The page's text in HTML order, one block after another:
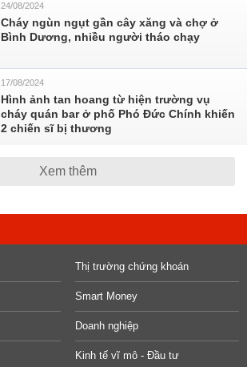
24/08/2024
Cháy ngùn ngụt gần cây xăng và chợ ở
Bình Dương, nhiều người tháo chạy
17/08/2024
Hình ảnh tan hoang từ hiện trường vụ
cháy quán bar ở phố Phó Đức Chính khiến
2 chiến sĩ bị thương
Xem thêm
Thị trường chứng khoán
Smart Money
Doanh nghiệp
Kinh tế vĩ mô - Đầu tư